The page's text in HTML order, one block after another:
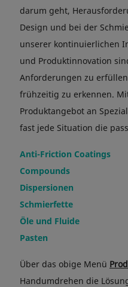
darum geht,
Design und bei der
unserer kontinuierlichen
und Produktinnovation
Anforderungen zu
frühzeitig zu erkennen.
Produktangebot an
fast jede Situation die
Anti-Friction Coatings
Compounds
Dispersionen
Schmierfette
Öle und Fluide
Pasten
Über das obige Menü
Handumdrehen die